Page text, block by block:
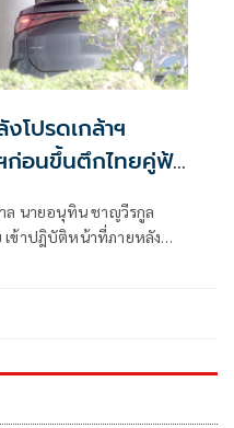
โปรดเกล้าฯ
ก่อนขึ้นตึกไทยคู่ฟ้า
ล นายอนุทิน ชาญวีรกูล
เข้าปฎิบัติหน้าที่ภายหลัง